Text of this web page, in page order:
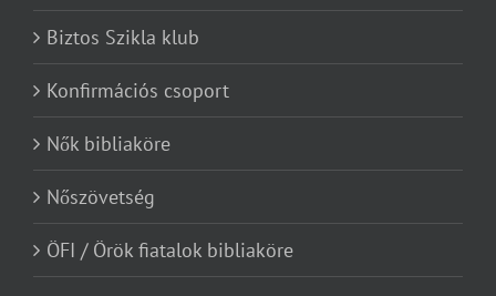
Biztos Szikla klub
Konfirmációs csoport
Nők bibliaköre
Nőszövetség
ÖFI / Örök fiatalok bibliaköre